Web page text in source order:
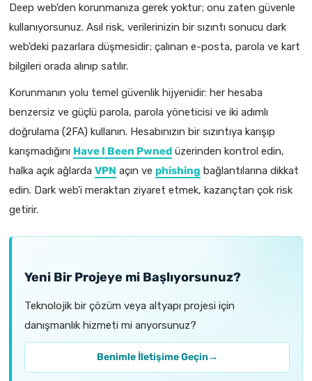
Deep web'den korunmanıza gerek yoktur; onu zaten güvenle
kullanıyorsunuz. Asıl risk, verilerinizin bir sızıntı sonucu dark
web'deki pazarlara düşmesidir; çalınan e-posta, parola ve kart
bilgileri orada alınıp satılır.
Korunmanın yolu temel güvenlik hijyenidir: her hesaba
benzersiz ve güçlü parola, parola yöneticisi ve iki adımlı
doğrulama (2FA) kullanın. Hesabınızın bir sızıntıya karışıp
karışmadığını Have I Been Pwned üzerinden kontrol edin,
halka açık ağlarda VPN açın ve phishing bağlantılarına dikkat
edin. Dark web'i meraktan ziyaret etmek, kazançtan çok risk
getirir.
Yeni Bir Projeye mi Başlıyorsunuz?
Teknolojik bir çözüm veya altyapı projesi için
danışmanlık hizmeti mi arıyorsunuz?
Benimle İletişime Geçin→